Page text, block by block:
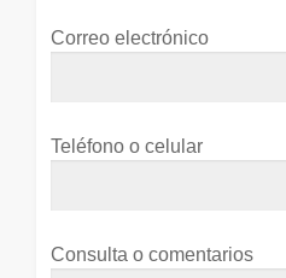
Correo electrónico
Teléfono o celular
Consulta o comentarios